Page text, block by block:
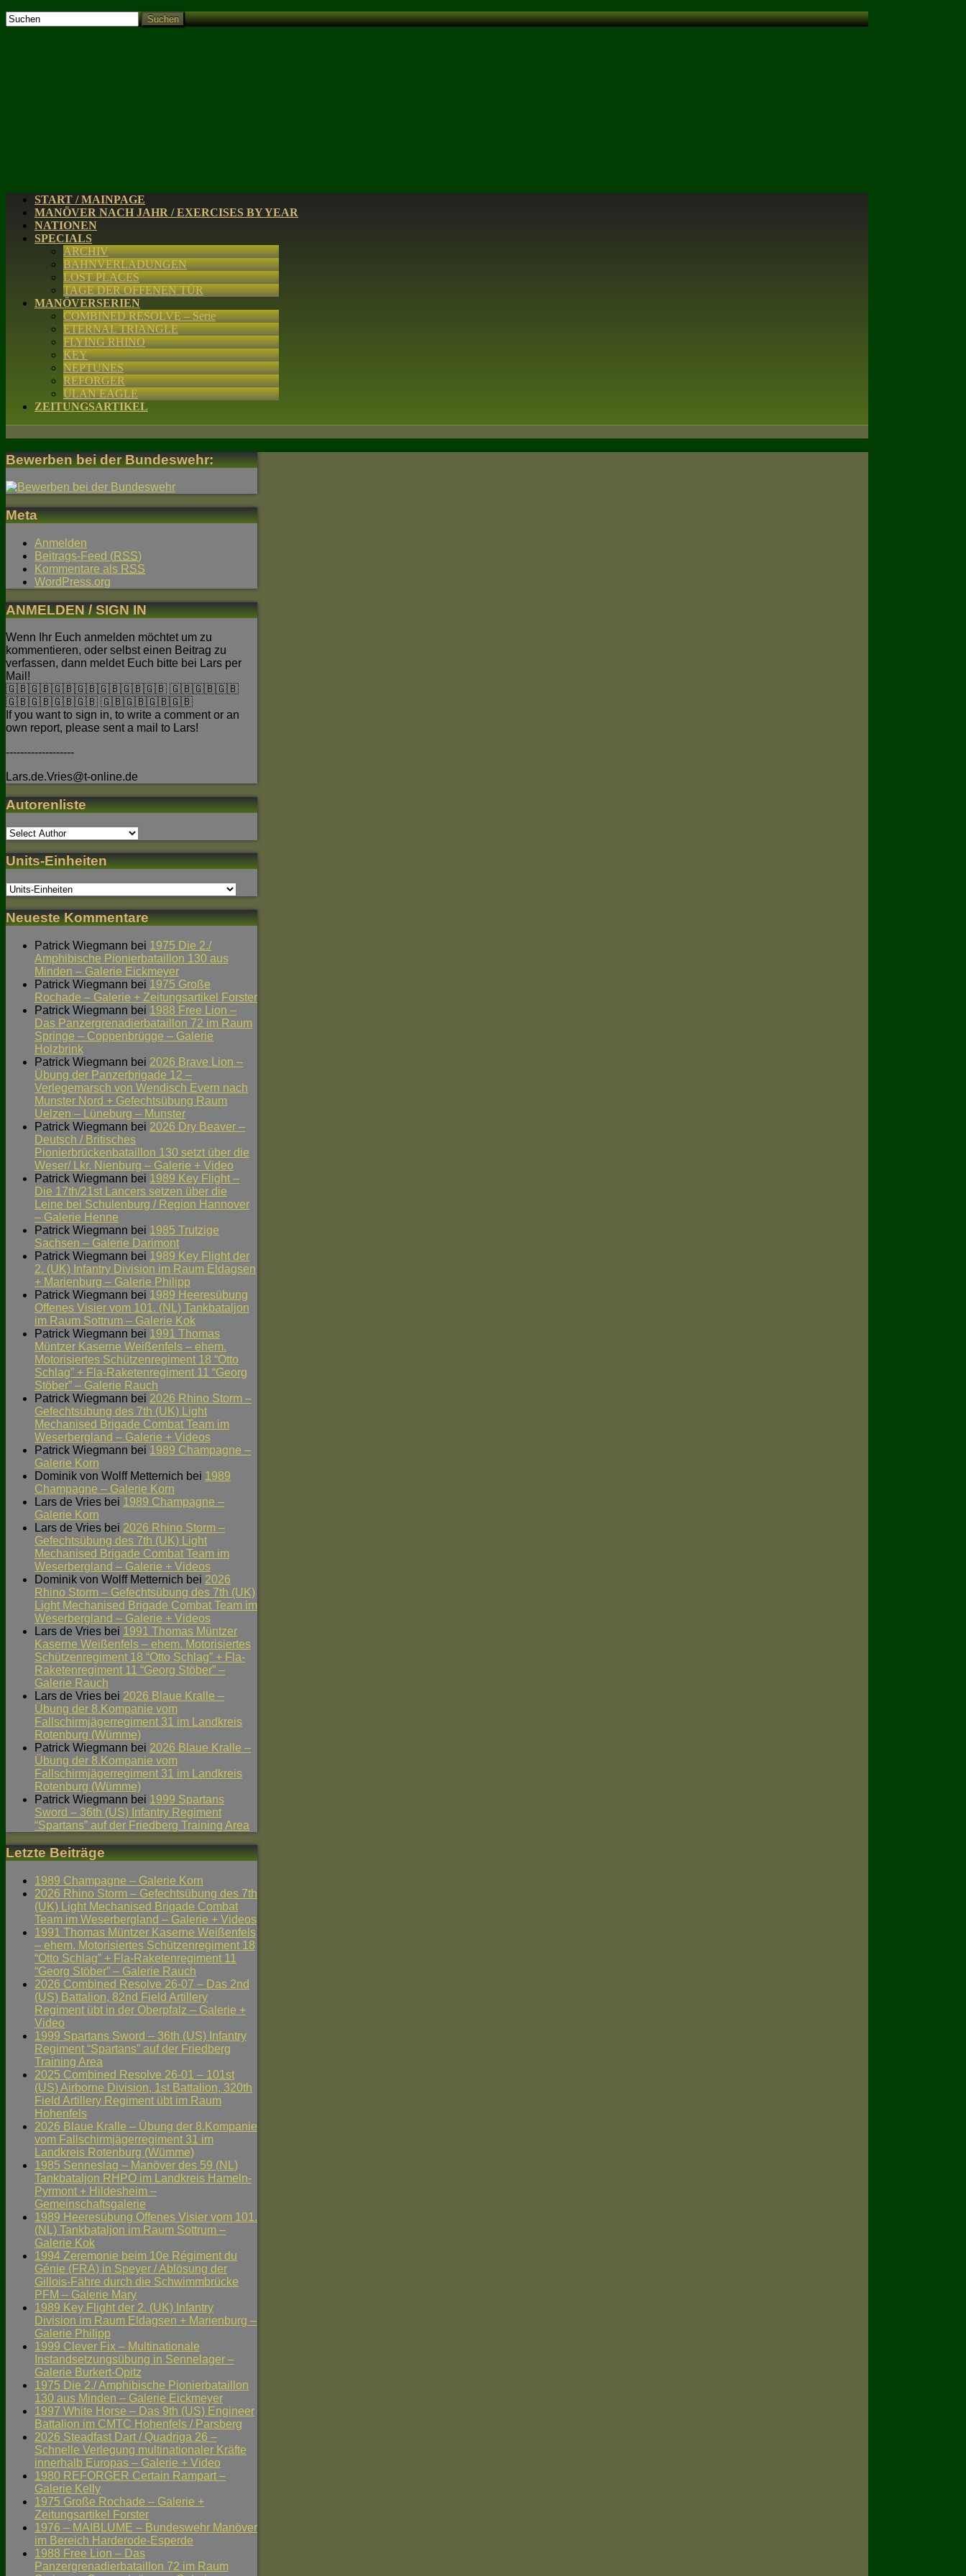
Suchen
START / MAINPAGE
MANÖVER NACH JAHR / EXERCISES BY YEAR
NATIONEN
SPECIALS
ARCHIV
BAHNVERLADUNGEN
LOST PLACES
TAGE DER OFFENEN TÜR
MANÖVERSERIEN
COMBINED RESOLVE – Serie
ETERNAL TRIANGLE
FLYING RHINO
KEY
NEPTUNES
REFORGER
ULAN EAGLE
ZEITUNGSARTIKEL
Bewerben bei der Bundeswehr:
Meta
Anmelden
Beitrags-Feed (RSS)
Kommentare als RSS
WordPress.org
ANMELDEN / SIGN IN
Wenn Ihr Euch anmelden möchtet um zu
kommentieren, oder selbst einen Beitrag zu
verfassen, dann meldet Euch bitte bei Lars per
Mail!
🇬🇧🇬🇧🇬🇧🇬🇧🇬🇧🇬🇧🇬🇧 🇬🇧🇬🇧🇬🇧
🇬🇧🇬🇧🇬🇧🇬🇧 🇬🇧🇬🇧🇬🇧🇬🇧
If you want to sign in, to write a comment or an
own report, please sent a mail to Lars!
-------------------
Lars.de.Vries@t-online.de
Autorenliste
Units-Einheiten
Neueste Kommentare
Patrick Wiegmann bei 1975 Die 2./
Amphibische Pionierbataillon 130 aus
Minden – Galerie Eickmeyer
Patrick Wiegmann bei 1975 Große
Rochade – Galerie + Zeitungsartikel Forster
Patrick Wiegmann bei 1988 Free Lion –
Das Panzergrenadierbataillon 72 im Raum
Springe – Coppenbrügge – Galerie
Holzbrink
Patrick Wiegmann bei 2026 Brave Lion –
Übung der Panzerbrigade 12 –
Verlegemarsch von Wendisch Evern nach
Munster Nord + Gefechtsübung Raum
Uelzen – Lüneburg – Munster
Patrick Wiegmann bei 2026 Dry Beaver –
Deutsch / Britisches
Pionierbrückenbataillon 130 setzt über die
Weser/ Lkr. Nienburg – Galerie + Video
Patrick Wiegmann bei 1989 Key Flight –
Die 17th/21st Lancers setzen über die
Leine bei Schulenburg / Region Hannover
– Galerie Henne
Patrick Wiegmann bei 1985 Trutzige
Sachsen – Galerie Darimont
Patrick Wiegmann bei 1989 Key Flight der
2. (UK) Infantry Division im Raum Eldagsen
+ Marienburg – Galerie Philipp
Patrick Wiegmann bei 1989 Heeresübung
Offenes Visier vom 101. (NL) Tankbataljon
im Raum Sottrum – Galerie Kok
Patrick Wiegmann bei 1991 Thomas
Müntzer Kaserne Weißenfels – ehem.
Motorisiertes Schützenregiment 18 “Otto
Schlag” + Fla-Raketenregiment 11 “Georg
Stöber” – Galerie Rauch
Patrick Wiegmann bei 2026 Rhino Storm –
Gefechtsübung des 7th (UK) Light
Mechanised Brigade Combat Team im
Weserbergland – Galerie + Videos
Patrick Wiegmann bei 1989 Champagne –
Galerie Korn
Dominik von Wolff Metternich bei 1989
Champagne – Galerie Korn
Lars de Vries bei 1989 Champagne –
Galerie Korn
Lars de Vries bei 2026 Rhino Storm –
Gefechtsübung des 7th (UK) Light
Mechanised Brigade Combat Team im
Weserbergland – Galerie + Videos
Dominik von Wolff Metternich bei 2026
Rhino Storm – Gefechtsübung des 7th (UK)
Light Mechanised Brigade Combat Team im
Weserbergland – Galerie + Videos
Lars de Vries bei 1991 Thomas Müntzer
Kaserne Weißenfels – ehem. Motorisiertes
Schützenregiment 18 “Otto Schlag” + Fla-
Raketenregiment 11 “Georg Stöber” –
Galerie Rauch
Lars de Vries bei 2026 Blaue Kralle –
Übung der 8.Kompanie vom
Fallschirmjägerregiment 31 im Landkreis
Rotenburg (Wümme)
Patrick Wiegmann bei 2026 Blaue Kralle –
Übung der 8.Kompanie vom
Fallschirmjägerregiment 31 im Landkreis
Rotenburg (Wümme)
Patrick Wiegmann bei 1999 Spartans
Sword – 36th (US) Infantry Regiment
“Spartans” auf der Friedberg Training Area
Letzte Beiträge
1989 Champagne – Galerie Korn
2026 Rhino Storm – Gefechtsübung des 7th
(UK) Light Mechanised Brigade Combat
Team im Weserbergland – Galerie + Videos
1991 Thomas Müntzer Kaserne Weißenfels
– ehem. Motorisiertes Schützenregiment 18
“Otto Schlag” + Fla-Raketenregiment 11
“Georg Stöber” – Galerie Rauch
2026 Combined Resolve 26-07 – Das 2nd
(US) Battalion, 82nd Field Artillery
Regiment übt in der Oberpfalz – Galerie +
Video
1999 Spartans Sword – 36th (US) Infantry
Regiment “Spartans” auf der Friedberg
Training Area
2025 Combined Resolve 26-01 – 101st
(US) Airborne Division, 1st Battalion, 320th
Field Artillery Regiment übt im Raum
Hohenfels
2026 Blaue Kralle – Übung der 8.Kompanie
vom Fallschirmjägerregiment 31 im
Landkreis Rotenburg (Wümme)
1985 Senneslag – Manöver des 59 (NL)
Tankbataljon RHPO im Landkreis Hameln-
Pyrmont + Hildesheim –
Gemeinschaftsgalerie
1989 Heeresübung Offenes Visier vom 101.
(NL) Tankbataljon im Raum Sottrum –
Galerie Kok
1994 Zeremonie beim 10e Régiment du
Génie (FRA) in Speyer / Ablösung der
Gillois-Fähre durch die Schwimmbrücke
PFM – Galerie Mary
1989 Key Flight der 2. (UK) Infantry
Division im Raum Eldagsen + Marienburg –
Galerie Philipp
1999 Clever Fix – Multinationale
Instandsetzungsübung in Sennelager –
Galerie Burkert-Opitz
1975 Die 2./ Amphibische Pionierbataillon
130 aus Minden – Galerie Eickmeyer
1997 White Horse – Das 9th (US) Engineer
Battalion im CMTC Hohenfels / Parsberg
2026 Steadfast Dart / Quadriga 26 –
Schnelle Verlegung multinationaler Kräfte
innerhalb Europas – Galerie + Video
1980 REFORGER Certain Rampart –
Galerie Kelly
1975 Große Rochade – Galerie +
Zeitungsartikel Forster
1976 – MAIBLUME – Bundeswehr Manöver
im Bereich Harderode-Esperde
1988 Free Lion – Das
Panzergrenadierbataillon 72 im Raum